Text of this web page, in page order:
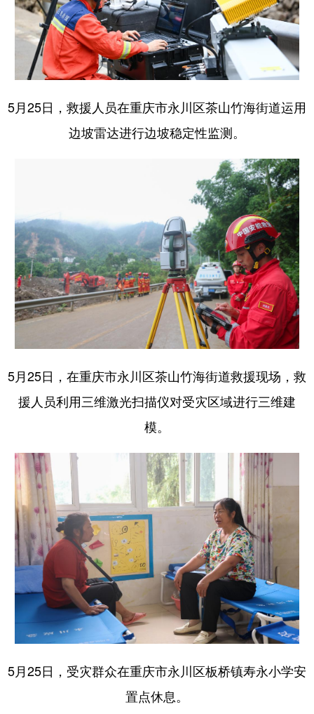
5月25日，救援人员在重庆市永川区茶山竹海街道运用
边坡雷达进行边坡稳定性监测。
5月25日，在重庆市永川区茶山竹海街道救援现场，救
援人员利用三维激光扫描仪对受灾区域进行三维建
模。
5月25日，受灾群众在重庆市永川区板桥镇寿永小学安
置点休息。